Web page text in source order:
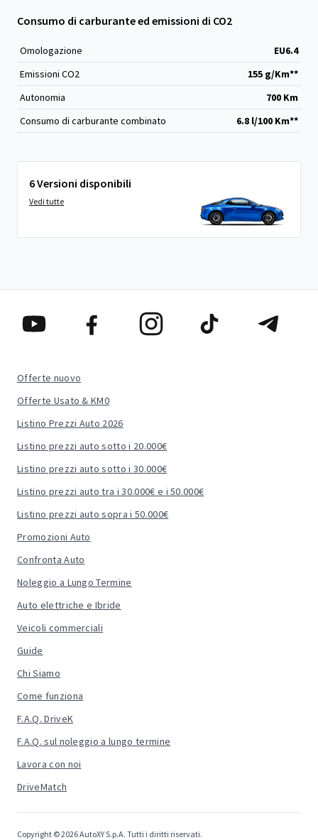
Consumo di carburante ed emissioni di CO2
Omologazione
EU6.4
Emissioni CO2
155 g/Km**
Autonomia
700 Km
Consumo di carburante combinato
6.8 l/100 Km**
6 Versioni disponibili
Vedi tutte
Offerte nuovo
Offerte Usato & KM0
Listino Prezzi Auto 2026
Listino prezzi auto sotto i 20.000€
Listino prezzi auto sotto i 30.000€
Listino prezzi auto tra i 30.000€ e i 50.000€
Listino prezzi auto sopra i 50.000€
Promozioni Auto
Confronta Auto
Noleggio a Lungo Termine
Auto elettriche e Ibride
Veicoli commerciali
Guide
Chi Siamo
Come funziona
F.A.Q. DriveK
F.A.Q. sul noleggio a lungo termine
Lavora con noi
DriveMatch
Copyright © 2026 AutoXY S.p.A. Tutti i diritti riservati.